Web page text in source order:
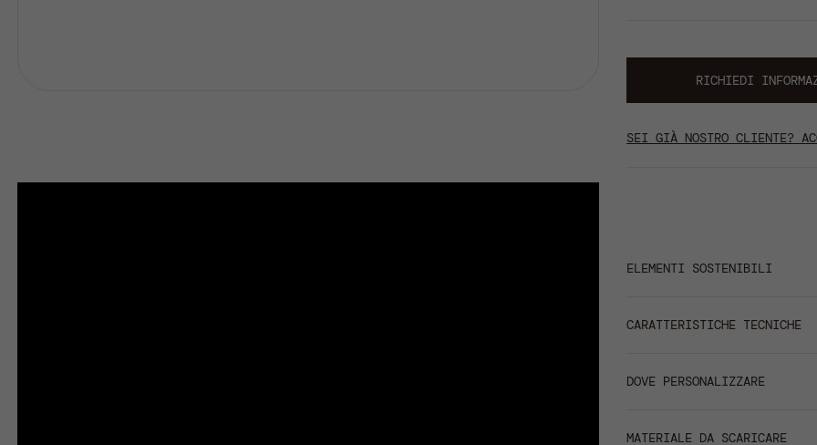
RICHIEDI
SEI GIÀ NOSTRO CLIENTE?
ELEMENTI SOSTENIBILI
CARBON FOOTPRINT :
PARASUDORE IN SELF
CARATTERISTICHE TECNICHE
CANVAS
LAVAGGIO A CAPO FINITO
DOVE PERSONALIZZARE
MATERIALE DA SCARICARE